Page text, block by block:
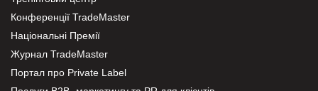
Конференції TradeMaster
Національні Премії
Журнал TradeMaster
Портал про Private Label